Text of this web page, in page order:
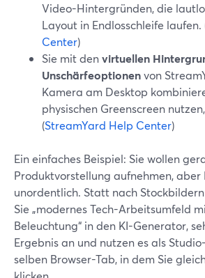
Video-Hintergründen, die
Layout in Endlosschleife laufen.
Center)
Sie mit denvirtuellen
Unschärfeoptionenvon
Kamera am Desktop
physischen Greenscreen
(StreamYard Help Center)
Ein einfaches Beispiel: Sie wollen
Produktvorstellung aufnehmen, aber
unordentlich. Statt nach
Sie „modernes Tech-Arbeitsumfeld
Beleuchtung“ in den KI-Generator,
Ergebnis an und nutzen es als
selben Browser-Tab, in dem Sie